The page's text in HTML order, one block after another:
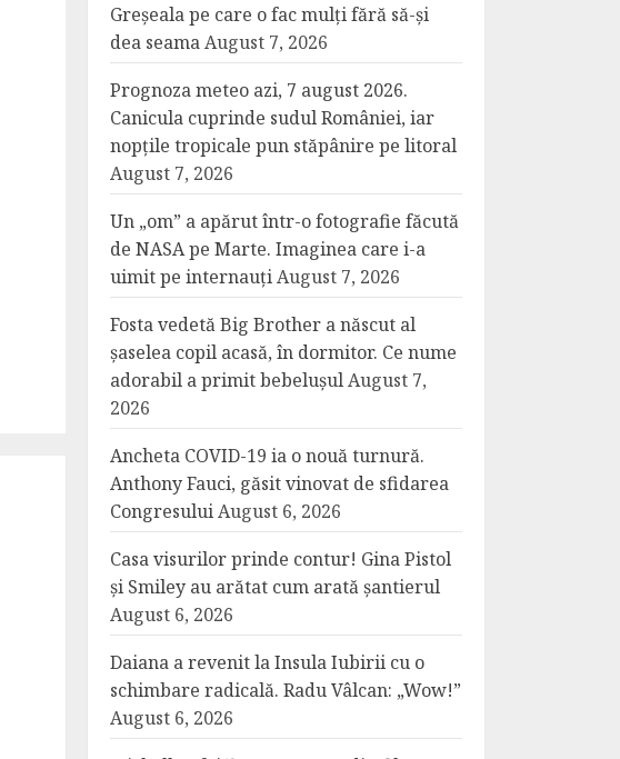
Greșeala pe care o fac mulți fără să-și
dea seamaAugust 7, 2026
Prognoza meteo azi, 7 august 2026.
Canicula cuprinde sudul României, iar
nopțile tropicale pun stăpânire pe litoral
August 7, 2026
Un „om” a apărut într-o fotografie făcută
de NASA pe Marte. Imaginea care i-a
uimit pe internauțiAugust 7, 2026
Fosta vedetă Big Brother a născut al
șaselea copil acasă, în dormitor. Ce nume
adorabil a primit bebelușulAugust 7,
2026
Ancheta COVID-19 ia o nouă turnură.
Anthony Fauci, găsit vinovat de sfidarea
CongresuluiAugust 6, 2026
Casa visurilor prinde contur! Gina Pistol
și Smiley au arătat cum arată șantierul
August 6, 2026
Daiana a revenit la Insula Iubirii cu o
schimbare radicală. Radu Vâlcan: „Wow!”
August 6, 2026